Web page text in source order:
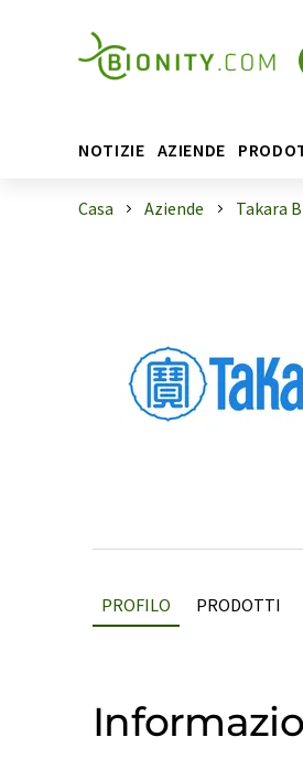
NOTIZIE AZIENDE
Casa Aziende Takara
PROFILO PRODOTTI